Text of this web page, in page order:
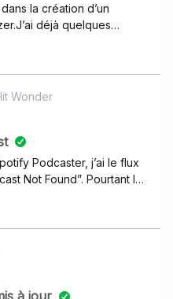
la création d’un
déjà quelques
site internet.Ces derniers
lors de la création
Wonder
Podcaster, j’ai le flux
Not Found”. Pourtant le
rss